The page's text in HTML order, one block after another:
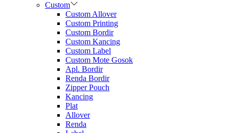
Custom
Custom Allover
Custom Printing
Custom Bordir
Custom Kancing
Custom Label
Custom Mote Gosok
Apl. Bordir
Renda Bordir
Zipper Pouch
Kancing
Plat
Allover
Renda